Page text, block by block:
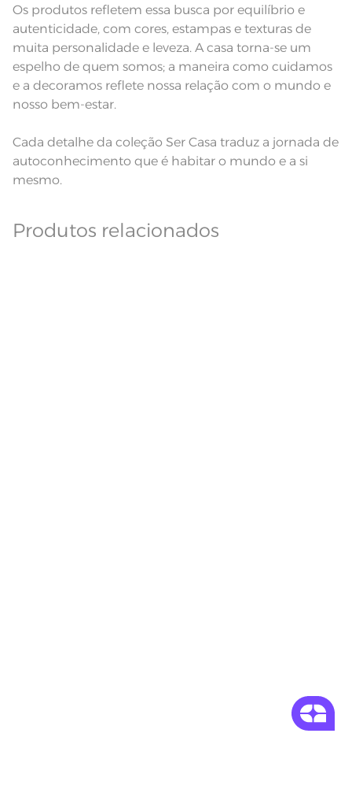
Os produtos refletem essa busca por equilíbrio e
autenticidade, com cores, estampas e texturas de
muita personalidade e leveza. A casa torna-se um
espelho de quem somos; a maneira como cuidamos
e a decoramos reflete nossa relação com o mundo e
nosso bem-estar.
Cada detalhe da coleção Ser Casa traduz a jornada de
autoconhecimento que é habitar o mundo e a si
mesmo.
Produtos relacionados